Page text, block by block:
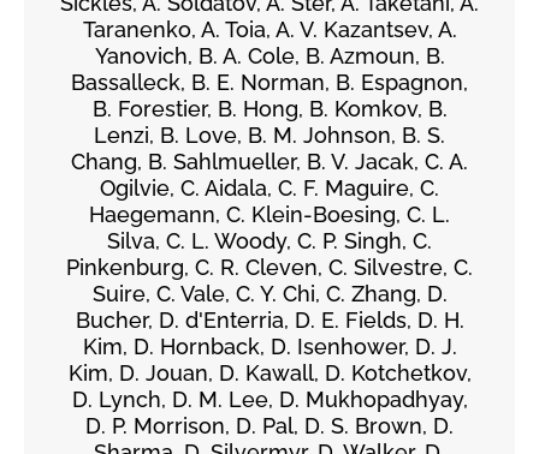
Taranenko, A. Toia, A. V. Kazantsev, A.
Yanovich, B. A. Cole, B. Azmoun, B.
Bassalleck, B. E. Norman, B. Espagnon,
B. Forestier, B. Hong, B. Komkov, B.
Lenzi, B. Love, B. M. Johnson, B. S.
Chang, B. Sahlmueller, B. V. Jacak, C. A.
Ogilvie, C. Aidala, C. F. Maguire, C.
Haegemann, C. Klein-Boesing, C. L.
Silva, C. L. Woody, C. P. Singh, C.
Pinkenburg, C. R. Cleven, C. Silvestre, C.
Suire, C. Vale, C. Y. Chi, C. Zhang, D.
Bucher, D. d'Enterria, D. E. Fields, D. H.
Kim, D. Hornback, D. Isenhower, D. J.
Kim, D. Jouan, D. Kawall, D. Kotchetkov,
D. Lynch, D. M. Lee, D. Mukhopadhyay,
D. P. Morrison, D. Pal, D. S. Brown, D.